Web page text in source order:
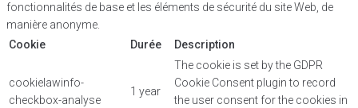
fonctionnalités de base et les éléments de sécurité du site Web, de
manière anonyme.
Cookie
Durée Description
cookielawinfo-
checkbox-analyse
1 year
The cookie is set by the GDPR
Cookie Consent plugin to record
the user consent for the cookies in